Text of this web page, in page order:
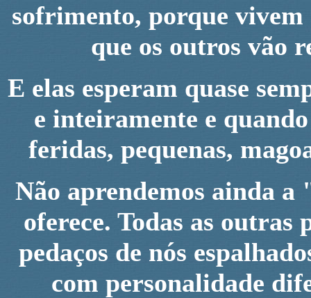
sofrimento, porque vivem
que os outros vão
E elas esperam quase
e inteiramente e
feridas, pequenas,
Não aprendemos ainda
oferece. Todas as outras
pedaços de nós
com personalidade